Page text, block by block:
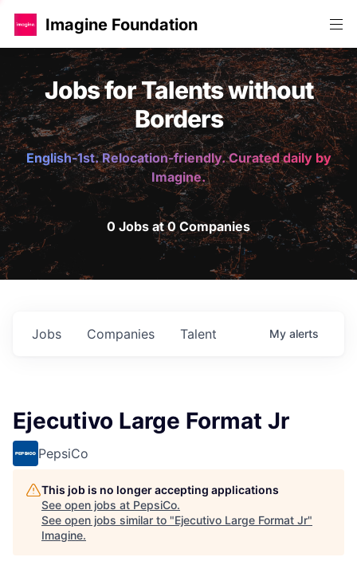
Imagine Foundation
Jobs for Talents without
Borders
English-1st. Relocation-friendly. Curated daily by
Imagine.
0 Jobs at 0 Companies
Jobs Companies Talent My alerts
Ejecutivo Large Format Jr
PepsiCo
This job is no longer accepting applications
See open jobs at PepsiCo.
See open jobs similar to "Ejecutivo Large Format Jr"
Imagine.